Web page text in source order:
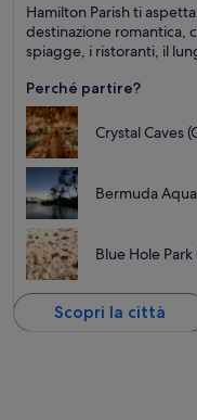
Ristoranti, Spiagge e
Hamilton Parish ti
destinazione romantica,
spiagge, i ristoranti, il
Perché partire?
Crystal Caves
Bermuda
Blue Hole Park
Scopri la città